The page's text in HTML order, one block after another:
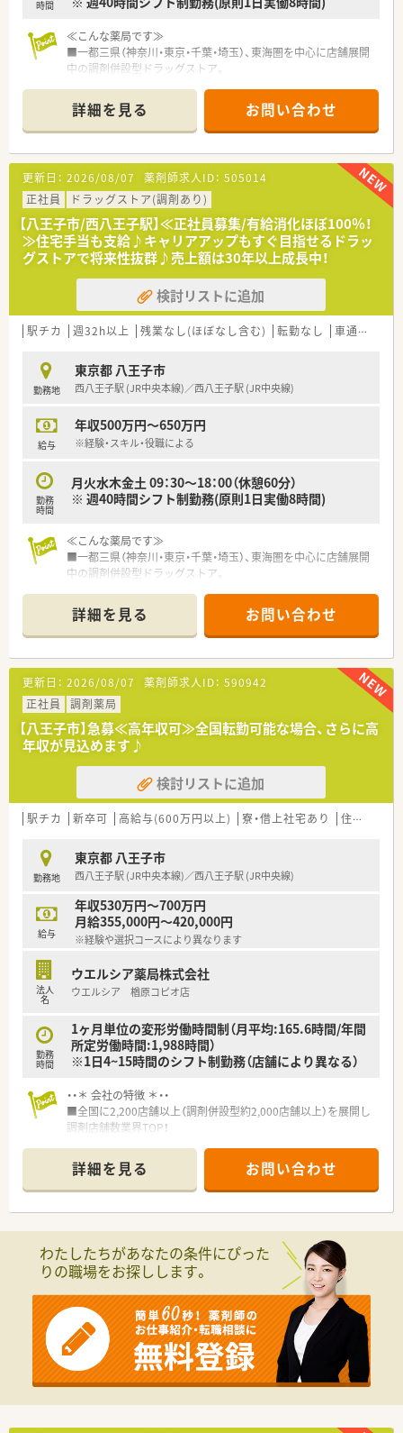
【職場環境と雰囲気】
■休憩時間には一度ご自宅に戻ることも許可されており、プライ
ベートな空間でリラックスしてから午後の業務に臨めます。
円滑で、お互いにフォローし合える風通しの良い雰囲気です。
■過度な忙しさに追われることなく、落ち着いた環境で自分のペ
ースを守りながら正確な業務を遂行できる職場環境がありま
時間
≪こんな薬局です≫
■一都三県（神奈川・東京・千葉・埼玉）、東海圏を中心に店舗展開
中の調剤併設型ドラッグストア。
都圏中心に店舗展開し、今後も現在のエリアで出店を強化。
「極めて感じの良い応対（挨拶）」を心掛けて住宅街立地を中心と
した店舗環境！
地域に根差してあらゆるライフステージに寄り添う「トータルヘ
ルスケア薬剤師」として成長できるように充実した研修制度も用
意されています。
■充実した研修を用意しています！
本社近くに調剤研修センター、在宅研修センターがあり、全体的
な知識の底上げ、基礎の徹底を実現。入社後は店舗着任前に薬局
を模した調剤研修センターで調剤手技、機器操作等、一連の薬局
業務を実戦形式で習得いただけます。
■調剤、在宅にも非常に力を入れています！
調剤併設型ドラッグストアの中でも以前から「調剤」「在宅」など
併設調剤薬局の他に専門調剤薬局、ニーズが高まっている在宅医
療についてもエリア在宅担当を配置して積極的に対応をされて
います。カウンセリングも含め正にトータルヘルスケアの名に
■ドミナント展開！
県、東海圏に集中出店し、店舗数を拡大しています。
現在では神奈川の店舗数が業界No.１になりました！
新店に加えて、現在OTC単独のお店へ順次調剤併設化を進めてい
■薬剤師が主役の企業！安心して長く働ける労働環境です！
会長や社長は薬剤師です。そのため薬剤師の気持ちを理解し汲
従業員の労働環境整備にも配慮があり、年間休日115日。5日連
続休暇制度(取得率96.7％)、有給取得数も平均で10日以上！残業
は全社平均5～15h程度です。
■キャリアチャンスが豊富です！
年間50店舗の出店を予定しており、出店に伴い薬局長やエリア
マネジャーのポジションが多数！
1年以内での薬局長就任へ向けた習熟も実施しており、ご経験を
活かした早期のポジションアップが目指せます！
詳細を見る お問い合わせ
更新日： 2026/08/07 薬剤師求人ID： 505014
正社員
ドラッグストア(調剤あり)
【八王子市/西八王子駅】≪正社員募集/有給消化ほぼ100％！
≫住宅手当も支給♪キャリアアップもすぐ目指せるドラッ
グストアで将来性抜群♪売上額は30年以上成長中！
検討リストに追加
駅チカ 週32h以上 残業なし(ほぼなし含む) 転勤なし 車通勤可
勤務地
東京都 八王子市
西八王子駅 (JR中央本線)／西八王子駅 (JR中央線)
給与
年収500万円～650万円
※経験・スキル・役職による
勤務
時間
月火水木金土 09：30～18：00（休憩60分）
※ 週40時間シフト制勤務(原則1日実働8時間)
≪こんな薬局です≫
■一都三県（神奈川・東京・千葉・埼玉）、東海圏を中心に店舗展開
中の調剤併設型ドラッグストア。
都圏中心に店舗展開し、今後も現在のエリアで出店を強化。
「極めて感じの良い応対（挨拶）」を心掛けて住宅街立地を中心と
した店舗環境！
地域に根差してあらゆるライフステージに寄り添う「トータルヘ
ルスケア薬剤師」として成長できるように充実した研修制度も用
意されています。
■充実した研修を用意しています！
本社近くに調剤研修センター、在宅研修センターがあり、全体的
な知識の底上げ、基礎の徹底を実現。入社後は店舗着任前に薬局
を模した調剤研修センターで調剤手技、機器操作等、一連の薬局
業務を実戦形式で習得いただけます。
■調剤、在宅にも非常に力を入れています！
の保険調剤領域にとても注力されています。ドラッグストアの
併設調剤薬局の他に専門調剤薬局、ニーズが高まっている在宅医
療についてもエリア在宅担当を配置して積極的に対応をされて
います。カウンセリングも含め正にトータルヘルスケアの名に
ふさわしい体制です。
■ドミナント展開！
県、東海圏に集中出店し、店舗数を拡大しています。
現在では神奈川の店舗数が業界No.１になりました！
るため薬剤師を積極採用中です！
■薬剤師が主役の企業！安心して長く働ける労働環境です！
んだ企業カラー、組織を構築してこられています。
従業員の労働環境整備にも配慮があり、年間休日115日。5日連
続休暇制度(取得率96.7％)、有給取得数も平均で10日以上！残業
■キャリアチャンスが豊富です！
年間50店舗の出店を予定しており、出店に伴い薬局長やエリア
活かした早期のポジションアップが目指せます！
詳細を見る お問い合わせ
更新日： 2026/08/07 薬剤師求人ID： 590942
正社員
調剤薬局
【八王子市】急募≪高年収可≫全国転勤可能な場合、さらに高
年収が見込めます♪
検討リストに追加
駅チカ 新卒可 高給与(600万円以上) 寮・借上社宅あり 住宅補助(手当)あり
勤務地
東京都 八王子市
西八王子駅 (JR中央本線)／西八王子駅 (JR中央線)
給与
年収530万円～700万円
月給355,000円～420,000円
※経験や選択コースにより異なります
法人
名
ウエルシア薬局株式会社
ウエルシア 楢原コピオ店
勤務
時間
1ヶ月単位の変形労働時間制（月平均:165.6時間/年間
所定労働時間:1,988時間）
※1日4~15時間のシフト制勤務（店舗により異なる）
・・＊ 会社の特徴 ＊・・
■全国に2,200店舗以上（調剤併設型約2,000店舗以上）を展開し
調剤店舗数業界TOP！
頑張り次第で高給与も可能！
■経験や勤務コースによりますが、経験の少ない方でも500万前
半スタートと業界TOP水準！
■職種や職域に合わせ、豊富な社内研修や外部組織と連携した研
■薬剤師が中心の会社だからこそ活躍できるキャリアパスが多
種多様に用意されています。
■店舗拡大に伴い、エリアマネジャーや営業部長等のマネジメン
■在宅や教育等の専門性を活かせるスペシャリストを目指すこ
とも可能です。
■その他にも、管理部門や商品部門等の本社スタッフなど活動領
域は多種多様です。
■在宅実施店舗は年々増加しており、在宅医療へもしっかりと関
わる事ができます。
■育児休暇は3歳まで取得が可能で、時短制度は小学5年生まで
詳細を見る お問い合わせ
わたしたちがあなたの条件にぴった
りの職場をお探しします。